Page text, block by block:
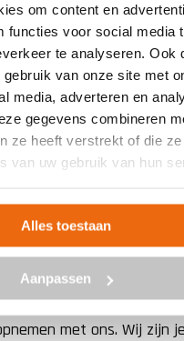
om content en
functies voor social media
te analyseren. Ook
van onze site met
media, adverteren en
gegevens combineren
ze heeft verstrekt of die
van uw gebruik van hun
Alles toestaan
Aanpassen
storten in
Terneuzen? Betoncentraal
met ons op via
of0299 – 820 990
de mogelijkheden? Ook
met ons. Wij zijn